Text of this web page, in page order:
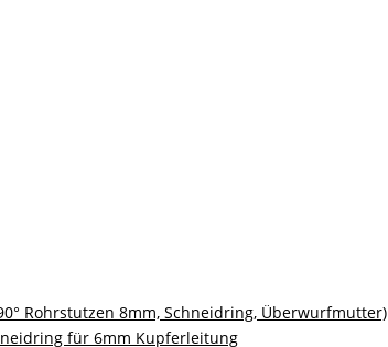
Rohrstutzen 8mm, Schneidring, Überwurfmutter)